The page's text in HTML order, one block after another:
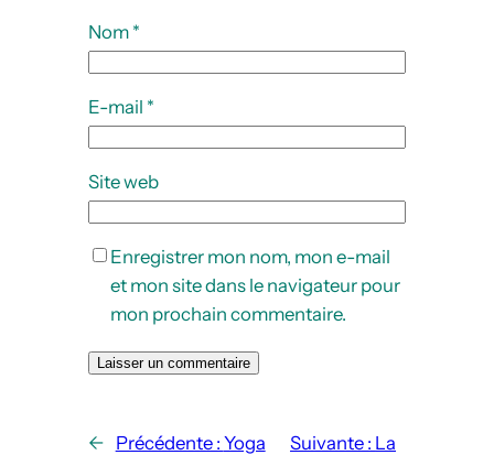
Nom *
E-mail *
Site web
Enregistrer mon nom, mon e-mail
et mon site dans le navigateur pour
mon prochain commentaire.
← Précédente : Yoga
Suivante : La